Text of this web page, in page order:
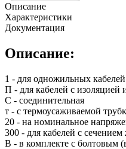
Описание
Характеристики
Документация
Описание:
1 - для одножильных кабелей
П - для кабелей с изоляцией
С - соединительная
т - с термоусаживаемой
20 - на номинальное
300 - для кабелей с
В - в комплекте с болтовым